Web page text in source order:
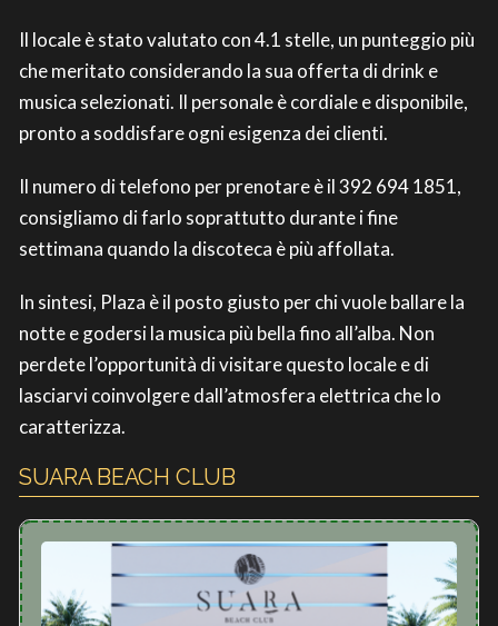
Il locale è stato valutato con 4.1 stelle, un punteggio più
che meritato considerando la sua offerta di drink e
musica selezionati. Il personale è cordiale e disponibile,
pronto a soddisfare ogni esigenza dei clienti.
Il numero di telefono per prenotare è il 392 694 1851,
consigliamo di farlo soprattutto durante i fine
settimana quando la discoteca è più affollata.
In sintesi, Plaza è il posto giusto per chi vuole ballare la
notte e godersi la musica più bella fino all’alba. Non
perdete l’opportunità di visitare questo locale e di
lasciarvi coinvolgere dall’atmosfera elettrica che lo
caratterizza.
SUARA BEACH CLUB